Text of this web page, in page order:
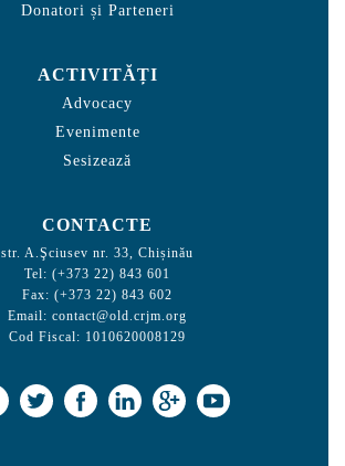
Donatori și Parteneri
ACTIVITĂȚI
Advocacy
Evenimente
Sesizează
CONTACTE
str. A.Şciusev nr. 33, Chișinău
Tel: (+373 22) 843 601
Fax: (+373 22) 843 602
Email: contact@old.crjm.org
Cod Fiscal: 1010620008129